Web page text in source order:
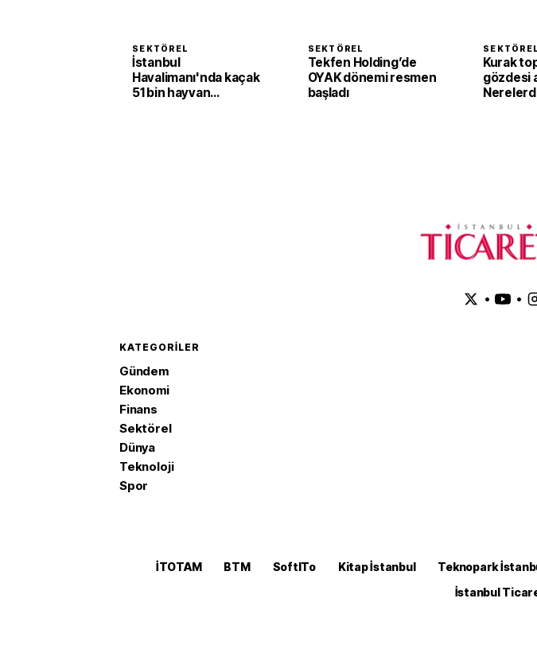
SEKTÖREL
İstanbul
Havalimanı'nda kaçak
51 bin hayvan
SEKTÖREL
Tekfen Holding’de
OYAK dönemi resmen
başladı
SEKTÖREL
Kurak
gözdesi
• •
KATEGORILER
Gündem
Ekonomi
Finans
Sektörel
Dünya
Teknoloji
Spor
İTOTAM BTM SoftITo Kitap İstanbul Teknopark
İstanbul